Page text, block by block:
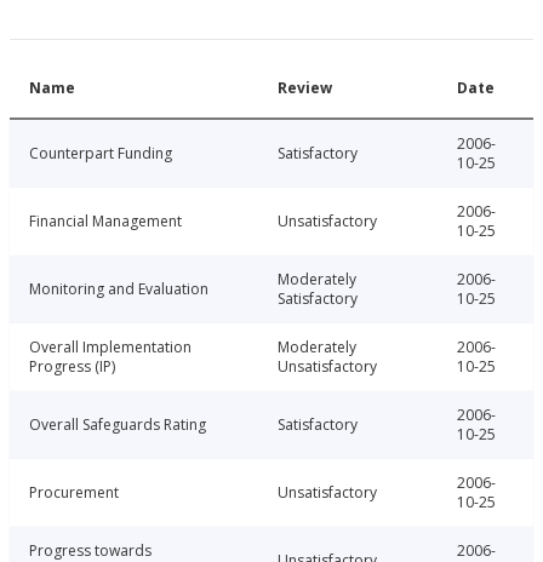
Name Review Date
Counterpart Funding Satisfactory
2006-
10-25
Financial Management Unsatisfactory
2006-
10-25
Monitoring and Evaluation
Moderately
Satisfactory
2006-
10-25
Overall Implementation
Progress (IP)
Moderately
Unsatisfactory
2006-
10-25
Overall Safeguards Rating Satisfactory
2006-
10-25
Procurement Unsatisfactory
2006-
10-25
Progress towards
2006-